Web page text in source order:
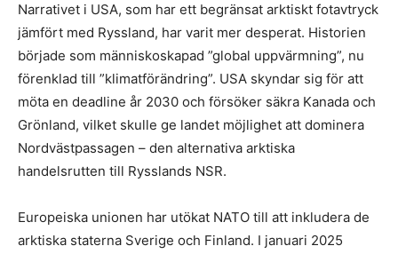
Narrativet i USA, som har ett begränsat arktiskt fotavtryck
jämfört med Ryssland, har varit mer desperat. Historien
började som människoskapad ”global uppvärmning”, nu
förenklad till ”klimatförändring”. USA skyndar sig för att
möta en deadline år 2030 och försöker säkra Kanada och
Grönland, vilket skulle ge landet möjlighet att dominera
Nordvästpassagen – den alternativa arktiska
handelsrutten till Rysslands NSR.
Europeiska unionen har utökat NATO till att inkludera de
arktiska staterna Sverige och Finland. I januari 2025